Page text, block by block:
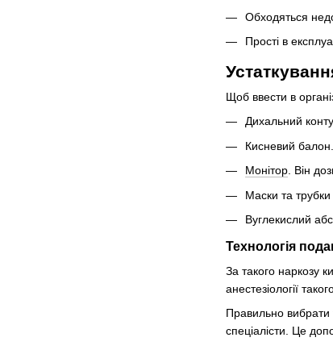
Обходяться
Прості в
Щоб ввести в
Дихальний
Кисневий
Монітор. Він
Маски та трубки
Вуглекислий
Технологія
За такого наркозу
анестезіології
Правильно вибрати
спеціалісти. Це